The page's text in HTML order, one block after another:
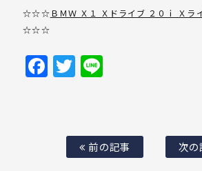
☆☆☆ＢＭＷ Ｘ１ Ｘドライブ ２０ｉ Ｘラ
☆☆☆
Facebook
Twitter
前の記事 次の